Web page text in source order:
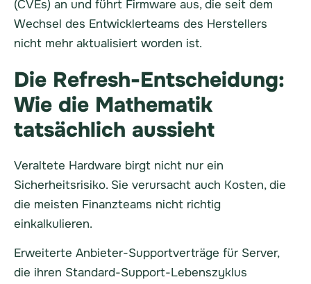
(CVEs) an und führt Firmware aus, die seit dem
Wechsel des Entwicklerteams des Herstellers
nicht mehr aktualisiert worden ist.
Die Refresh-Entscheidung:
Wie die Mathematik
tatsächlich aussieht
Veraltete Hardware birgt nicht nur ein
Sicherheitsrisiko. Sie verursacht auch Kosten, die
die meisten Finanzteams nicht richtig
einkalkulieren.
Erweiterte Anbieter-Supportverträge für Server,
die ihren Standard-Support-Lebenszyklus